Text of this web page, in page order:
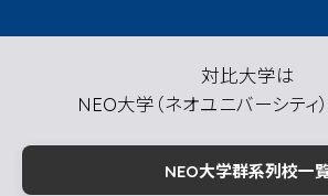
対比大学は
NEO大学（ネオユニバーシティ
NEO大学群系列校一